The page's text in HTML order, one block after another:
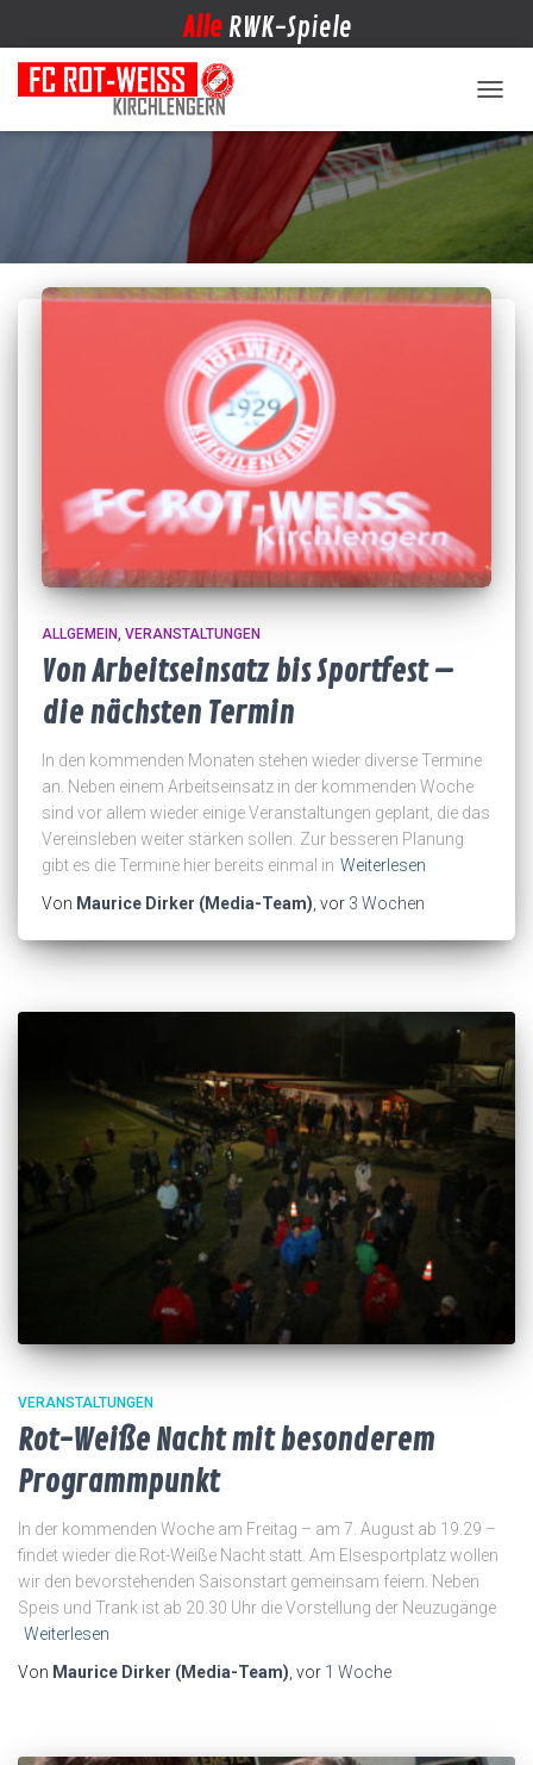
Alle RWK-Spiele
ALLGEMEIN VERANSTALTUNGEN
Von Arbeitseinsatz bis Sportfest –
die nächsten Termin
In den kommenden Monaten stehen wieder diverse Termine
an. Neben einem Arbeitseinsatz in der kommenden Woche
sind vor allem wieder einige Veranstaltungen geplant, die das
Vereinsleben weiter stärken sollen. Zur besseren Planung
gibt es die Termine hier bereits einmal in Weiterlesen
Von Maurice Dirker (Media-Team) , vor 3 Wochen
VERANSTALTUNGEN
Rot-Weiße Nacht mit besonderem
Programmpunkt
In der kommenden Woche am Freitag – am 7. August ab 19.29 –
findet wieder die Rot-Weiße Nacht statt. Am Elsesportplatz wollen
wir den bevorstehenden Saisonstart gemeinsam feiern. Neben
Speis und Trank ist ab 20.30 Uhr die Vorstellung der Neuzugänge
Weiterlesen
Von Maurice Dirker (Media-Team) , vor 1 Woche